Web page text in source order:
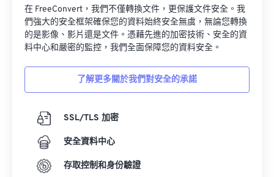
在 FreeConvert，我們不僅轉換文件，更保護文件安全。我
們強大的安全框架確保您的資料始終安全無虞，無論您轉換
的是影像、影片還是文件。憑藉先進的加密技術、安全的資
料中心和嚴密的監控，我們全面保障您的資料安全。
了解更多關於我們對安全的承諾
SSL/TLS 加密
安全資料中心
存取控制和身份驗證